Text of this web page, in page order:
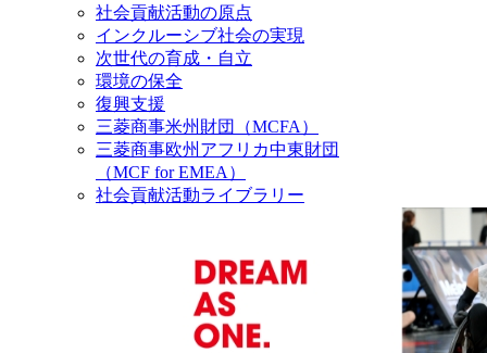
社会貢献活動の原点
インクルーシブ社会の実現
次世代の育成・自立
環境の保全
復興支援
三菱商事米州財団（MCFA）
三菱商事欧州アフリカ中東財団
（MCF for EMEA）
社会貢献活動ライブラリー